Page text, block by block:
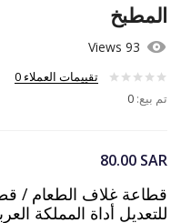
المطبخ
93 Views
تقييمات العملاء 0
تم بيع: 0
80.00 SAR
قطاعة غلاف الطعام /
للتعديل أداة المملكة